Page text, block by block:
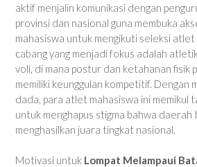
aktif menjalin komunikasi dengan
provinsi dan nasional guna membuka
mahasiswa untuk mengikuti seleksi
cabang yang menjadi fokus adalah
voli, di mana postur dan ketahanan fisik
memiliki keunggulan kompetitif. Dengan
dada, para atlet mahasiswa ini memikul
untuk menghapus stigma bahwa
menghasilkan juara tingkat nasional.
Motivasi untuk Lompat Melampaui